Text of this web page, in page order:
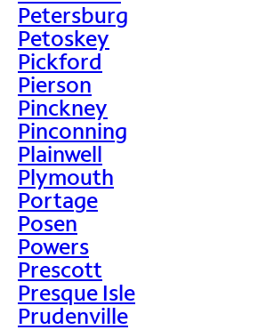
Petersburg
Petoskey
Pickford
Pierson
Pinckney
Pinconning
Plainwell
Plymouth
Portage
Posen
Powers
Prescott
Presque Isle
Prudenville